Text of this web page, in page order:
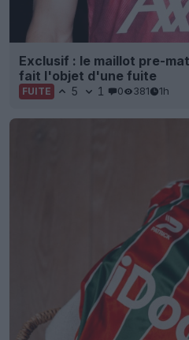
Exclusif : le maillot pre-
fait l'objet d'une fuite
FUITE 5 1 0 381 1h